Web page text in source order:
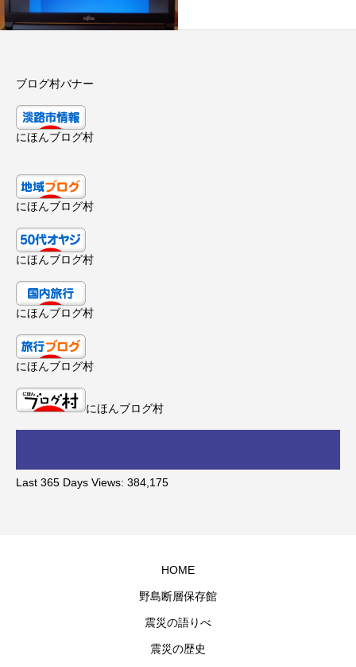
ブログ村バナー
にほんブログ村
にほんブログ村
にほんブログ村
にほんブログ村
にほんブログ村
にほんブログ村
Last 365 Days Views: 384,175
HOME
野島断層保存館
震災の語りべ
震災の歴史